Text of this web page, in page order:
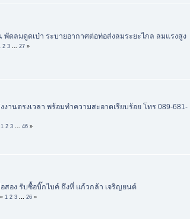
พัดลมดูดเป่า ระบายอากาศต่อท่อส่งลมระยะไกล ลมแรงสูง
2 3 27 »
งานตรงเวลา พร้อมทำความสะอาดเรียบร้อย โทร 089-681-
1 2 3 46 »
สอง รับซื้อบิ๊กไบค์ ถึงที่ แก้วกล้า เจริญยนต์
« 1 2 3 26 »